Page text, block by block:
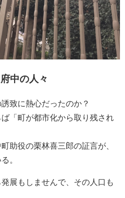
中の人々
致に熱心だったのか？
「町が都市化から取り残され
助役の栗林喜三郎の証言が、
。
展もしませんで、その人口も